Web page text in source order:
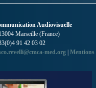
Audiovisuelle
Marseille (France)
91 42 03 02
med.org | Mentions